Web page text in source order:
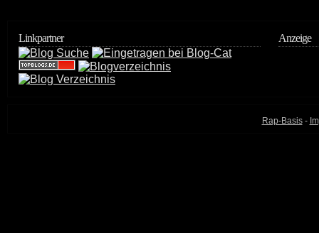
Linkpartner Anzeige
Rap-Basis-